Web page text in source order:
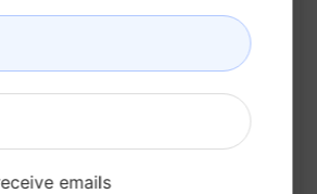
na criação de prompts
criativas de forma ágil
do conteúdo conforme suas
emails